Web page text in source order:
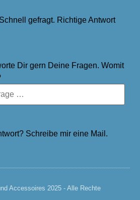
Schnell gefragt. Richtige Antwort
Dir gern Deine Fragen. Womit
Schreibe mir eine Mail.
Accessoires 2025 - Alle Rechte